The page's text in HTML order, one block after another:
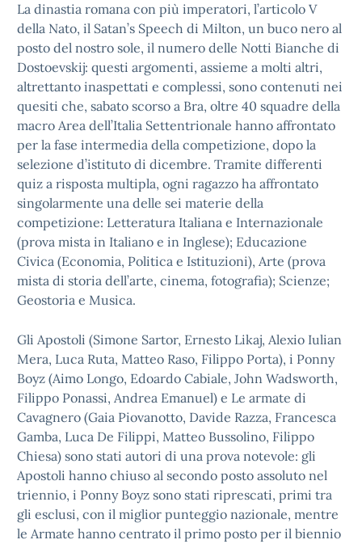
La dinastia romana con più imperatori, l’articolo V
della Nato, il Satan’s Speech di Milton, un buco nero al
posto del nostro sole, il numero delle Notti Bianche di
Dostoevskij: questi argomenti, assieme a molti altri,
altrettanto inaspettati e complessi, sono contenuti nei
quesiti che, sabato scorso a Bra, oltre 40 squadre della
macro Area dell’Italia Settentrionale hanno affrontato
per la fase intermedia della competizione, dopo la
selezione d’istituto di dicembre. Tramite differenti
quiz a risposta multipla, ogni ragazzo ha affrontato
singolarmente una delle sei materie della
competizione: Letteratura Italiana e Internazionale
(prova mista in Italiano e in Inglese); Educazione
Civica (Economia, Politica e Istituzioni), Arte (prova
mista di storia dell’arte, cinema, fotografia); Scienze;
Geostoria e Musica.
Gli Apostoli (Simone Sartor, Ernesto Likaj, Alexio Iulian
Mera, Luca Ruta, Matteo Raso, Filippo Porta), i Ponny
Boyz (Aimo Longo, Edoardo Cabiale, John Wadsworth,
Filippo Ponassi, Andrea Emanuel) e Le armate di
Cavagnero (Gaia Piovanotto, Davide Razza, Francesca
Gamba, Luca De Filippi, Matteo Bussolino, Filippo
Chiesa) sono stati autori di una prova notevole: gli
Apostoli hanno chiuso al secondo posto assoluto nel
triennio, i Ponny Boyz sono stati riprescati, primi tra
gli esclusi, con il miglior punteggio nazionale, mentre
le Armate hanno centrato il primo posto per il biennio